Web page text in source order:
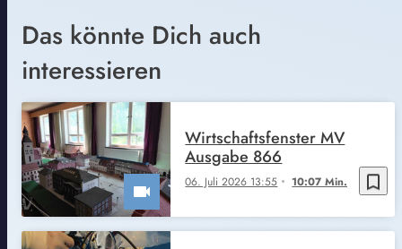
Das könnte Dich auch
interessieren
bookmark_border
06. Juli 2026 13:55 10:07 Min.
Wirtschaftsfenster MV
Ausgabe 866